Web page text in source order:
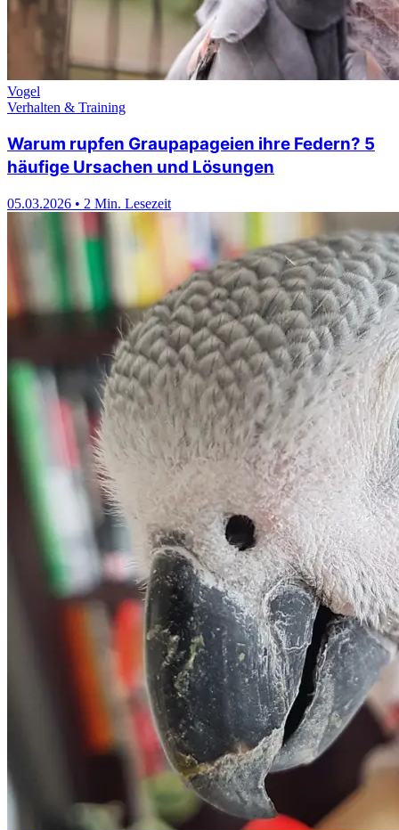
Vogel
Verhalten & Training
Warum rupfen Graupapageien ihre Federn? 5
häufige Ursachen und Lösungen
2 Min. Lesezeit